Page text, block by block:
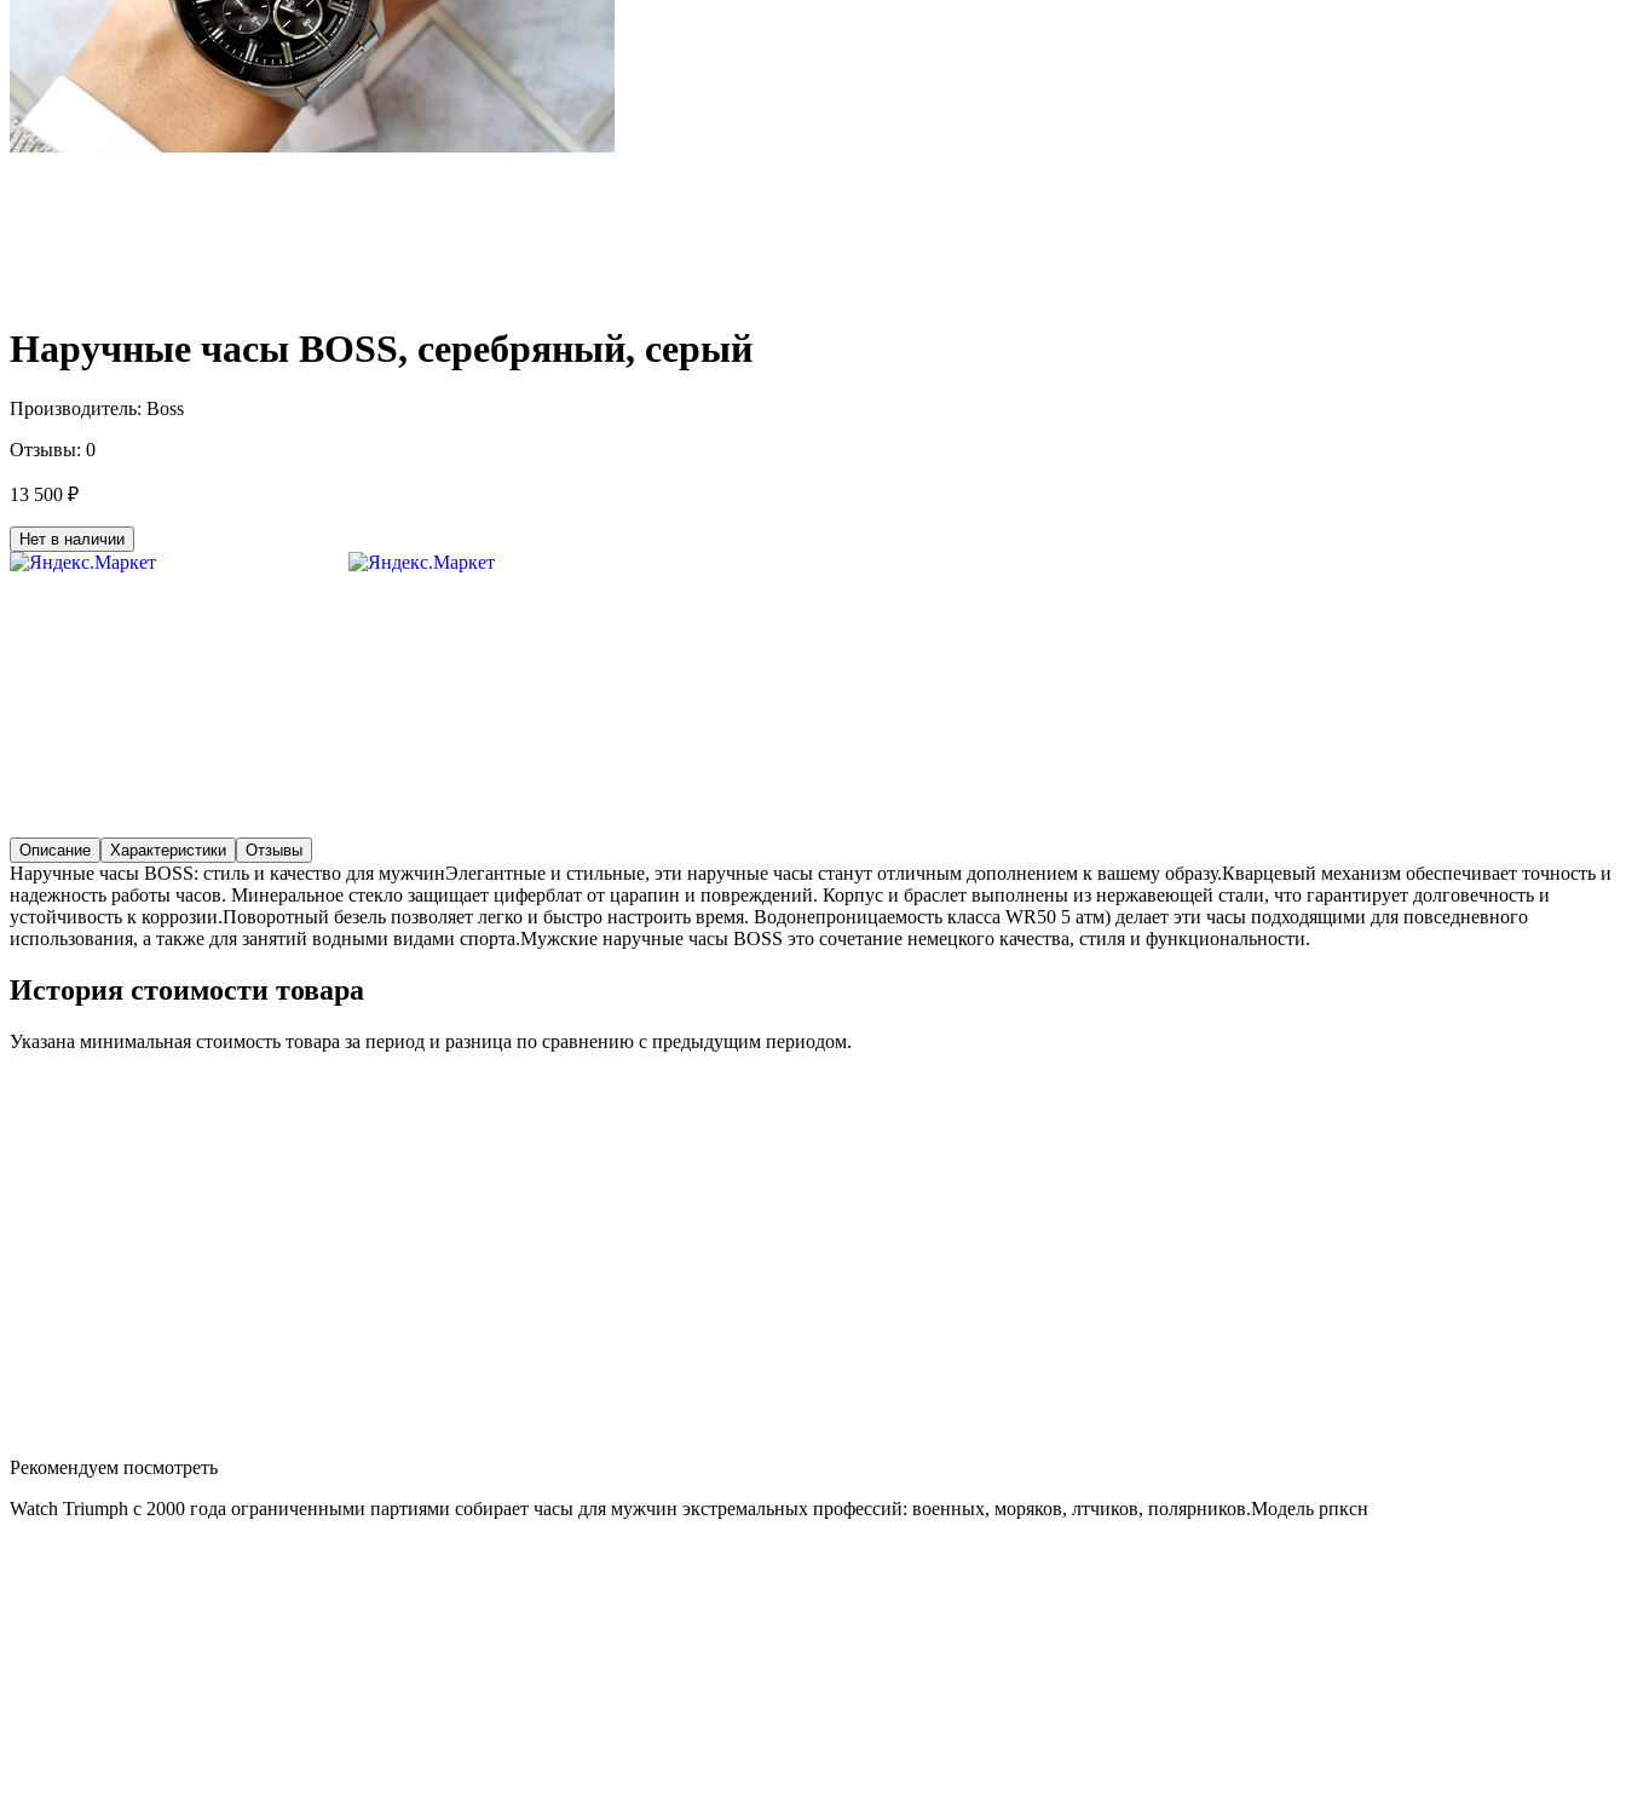
Наручные часы BOSS, серебряный, серый
Производитель: Boss
Отзывы: 0
13 500 ₽
Нет в наличии
Описание Характеристики Отзывы
Наручные часы BOSS: стиль и качество для мужчинЭлегантные и стильные, эти наручные часы станут отличным дополнением к вашему образу.Кварцевый механизм обеспечивает точность и
надежность работы часов. Минеральное стекло защищает циферблат от царапин и повреждений. Корпус и браслет выполнены из нержавеющей стали, что гарантирует долговечность и
устойчивость к коррозии.Поворотный безель позволяет легко и быстро настроить время. Водонепроницаемость класса WR50 5 атм) делает эти часы подходящими для повседневного
использования, а также для занятий водными видами спорта.Мужские наручные часы BOSS это сочетание немецкого качества, стиля и функциональности.
История стоимости товара
Указана минимальная стоимость товара за период и разница по сравнению с предыдущим периодом.
Рекомендуем посмотреть
Watch Triumph с 2000 года ограниченными партиями собирает часы для мужчин экстремальных профессий: военных, моряков, лтчиков, полярников.Модель рпксн